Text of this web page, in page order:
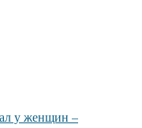
у женщин –